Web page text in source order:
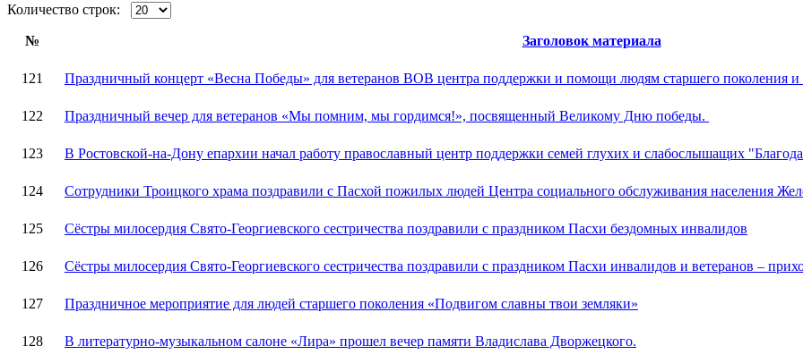
Количество строк:
№ Заголовок материала
121 Праздничный концерт «Весна Победы» для ветеранов ВОВ центра поддержки и помощи людям старшего поколения и
122 Праздничный вечер для ветеранов «Мы помним, мы гордимся!», посвященный Великому Дню победы.
123 В Ростовской-на-Дону епархии начал работу православный центр поддержки семей глухих и слабослышащих
124 Сотрудники Троицкого храма поздравили с Пасхой пожилых людей Центра социального обслуживания населения
125 Сёстры милосердия Свято-Георгиевского сестричества поздравили с праздником Пасхи бездомных инвалидов
126 Сёстры милосердия Свято-Георгиевского сестричества поздравили с праздником Пасхи инвалидов и ветеранов –
127 Праздничное мероприятие для людей старшего поколения «Подвигом славны твои земляки»
128 В литературно-музыкальном салоне «Лира» прошел вечер памяти Владислава Дворжецкого.